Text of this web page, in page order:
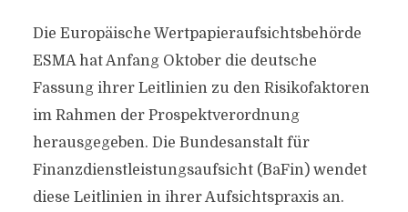
Die Europäische Wertpapieraufsichtsbehörde
ESMA hat Anfang Oktober die deutsche
Fassung ihrer Leitlinien zu den Risikofaktoren
im Rahmen der Prospektverordnung
herausgegeben. Die Bundesanstalt für
Finanzdienstleistungsaufsicht (BaFin) wendet
diese Leitlinien in ihrer Aufsichtspraxis an.